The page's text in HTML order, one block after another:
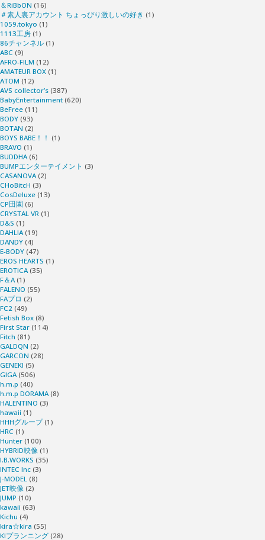
＆RiBbON (16)
＃素人裏アカウント ちょっぴり激しいの好き (1)
1059.tokyo (1)
1113工房 (1)
86チャンネル (1)
ABC (9)
AFRO-FILM (12)
AMATEUR BOX (1)
ATOM (12)
AVS collector’s (387)
BabyEntertainment (620)
BeFree (11)
BODY (93)
BOTAN (2)
BOYS BABE！！ (1)
BRAVO (1)
BUDDHA(6)
BUMPエンターテイメント (3)
CASANOVA(2)
CHoBitcH (3)
CosDeluxe (13)
CP田園 (6)
CRYSTAL VR (1)
D&S (1)
DAHLIA(19)
DANDY (4)
E-BODY (47)
EROS HEARTS (1)
EROTICA(35)
F＆A(1)
FALENO (55)
FAプロ (2)
FC2 (49)
Fetish Box (8)
First Star (114)
Fitch (81)
GALDQN (2)
GARCON (28)
GENEKI (5)
GIGA(506)
h.m.p (40)
h.m.p DORAMA(8)
HALENTINO (3)
hawaii (1)
HHHグループ(1)
HRC (1)
Hunter (100)
HYBRID映像 (1)
I.B.WORKS (35)
INTEC Inc (3)
J-MODEL (8)
JET映像 (2)
JUMP (10)
kawaii (63)
Kichu (4)
kira☆kira (55)
KIプランニング (28)